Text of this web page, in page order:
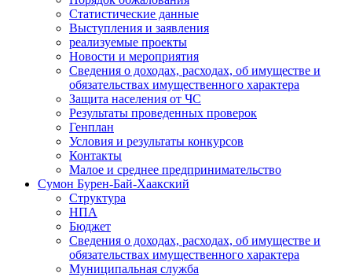
Статистические данные
Выступления и заявления
реализуемые проекты
Новости и мероприятия
Сведения о доходах, расходах, об имуществе и
обязательствах имущественного характера
Защита населения от ЧС
Результаты проведенных проверок
Генплан
Условия и результаты конкурсов
Контакты
Малое и среднее предпринимательство
Сумон Бурен-Бай-Хаакский
Структура
НПА
Бюджет
Сведения о доходах, расходах, об имуществе и
обязательствах имущественного характера
Муниципальная служба